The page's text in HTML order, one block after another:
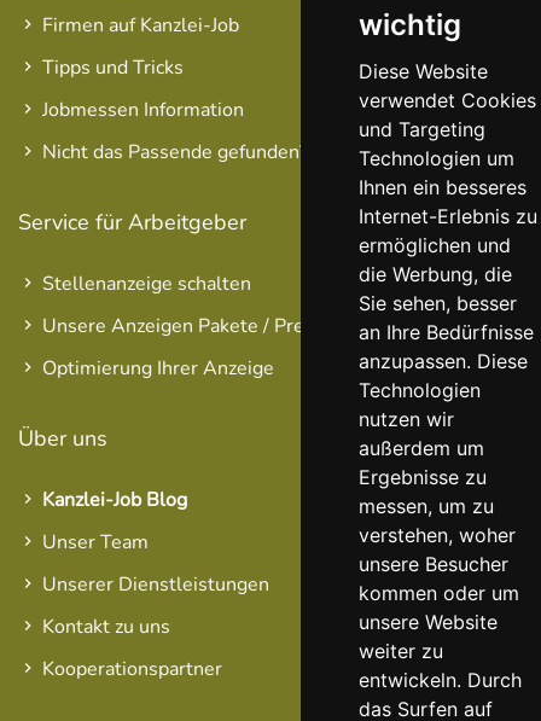
wichtig
Diese Website
verwendet Cookies
und Targeting
Technologien um
Ihnen ein besseres
Internet-Erlebnis zu
ermöglichen und
die Werbung, die
Sie sehen, besser
an Ihre Bedürfnisse
anzupassen. Diese
Technologien
nutzen wir
außerdem um
Ergebnisse zu
messen, um zu
verstehen, woher
unsere Besucher
kommen oder um
unsere Website
weiter zu
entwickeln. Durch
das Surfen auf
Firmen auf Kanzlei-Job
Tipps und Tricks
Jobmessen Information
Nicht das Passende gefunden?
Service für Arbeitgeber
Stellenanzeige schalten
Unsere Anzeigen Pakete / Preise
Optimierung Ihrer Anzeige
Über uns
Kanzlei-Job Blog
Unser Team
Unserer Dienstleistungen
Kontakt zu uns
Kooperationspartner